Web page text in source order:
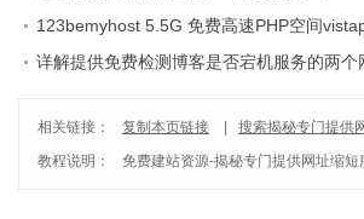
123bemyhost 5.5G 免费高速PHP空间
面板
详解提供免费检测博客是否宕机服务的两个
相关链接： 复制本页链接
搜索揭秘专门提供
教程说明：
免费建站资源-揭秘专门提供网址缩短